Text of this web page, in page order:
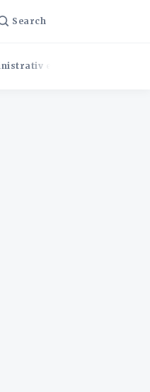
Search
effektivitet